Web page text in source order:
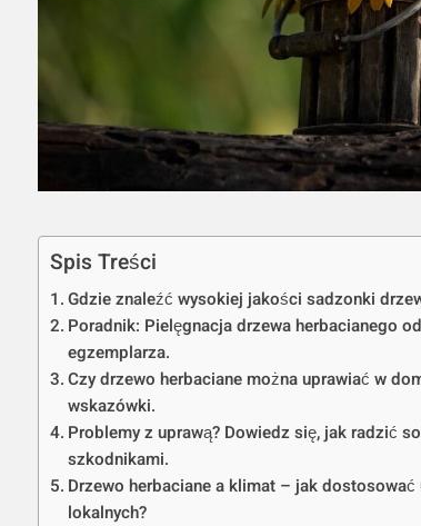
Spis Treści
Gdzie znaleźć wysokiej jakości sadzonki
Poradnik: Pielęgnacja drzewa herbacianego
egzemplarza.
Czy drzewo herbaciane można uprawiać w
wskazówki.
Problemy z uprawą? Dowiedz się, jak radzić
szkodnikami.
Drzewo herbaciane a klimat – jak
lokalnych?